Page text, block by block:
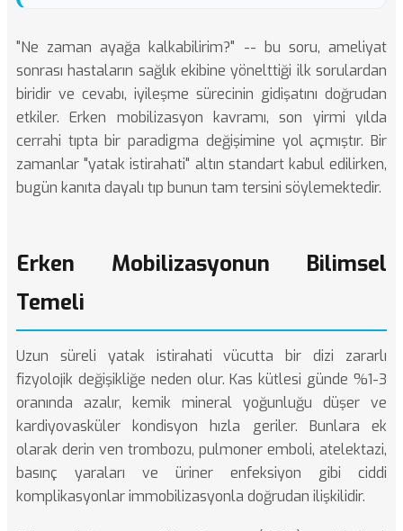
"Ne zaman ayağa kalkabilirim?" -- bu soru, ameliyat
sonrası hastaların sağlık ekibine yönelttiği ilk sorulardan
biridir ve cevabı, iyileşme sürecinin gidişatını doğrudan
etkiler. Erken mobilizasyon kavramı, son yirmi yılda
cerrahi tıpta bir paradigma değişimine yol açmıştır. Bir
zamanlar "yatak istirahati" altın standart kabul edilirken,
bugün kanıta dayalı tıp bunun tam tersini söylemektedir.
Erken Mobilizasyonun Bilimsel
Temeli
Uzun süreli yatak istirahati vücutta bir dizi zararlı
fizyolojik değişikliğe neden olur. Kas kütlesi günde %1-3
oranında azalır, kemik mineral yoğunluğu düşer ve
kardiyovasküler kondisyon hızla geriler. Bunlara ek
olarak derin ven trombozu, pulmoner emboli, atelektazi,
basınç yaraları ve üriner enfeksiyon gibi ciddi
komplikasyonlar immobilizasyonla doğrudan ilişkilidir.